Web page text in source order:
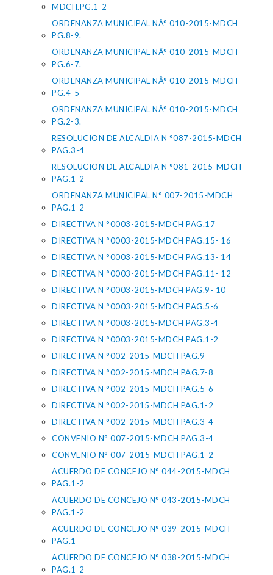
MDCH.PG.1-2
ORDENANZA MUNICIPAL NÂ° 010-2015-MDCH
PG.8-9.
ORDENANZA MUNICIPAL NÂ° 010-2015-MDCH
PG.6-7.
ORDENANZA MUNICIPAL NÂ° 010-2015-MDCH
PG.4-5
ORDENANZA MUNICIPAL NÂ° 010-2015-MDCH
PG.2-3.
RESOLUCION DE ALCALDIA N °087-2015-MDCH
PAG.3-4
RESOLUCION DE ALCALDIA N °081-2015-MDCH
PAG.1-2
ORDENANZA MUNICIPAL N° 007-2015-MDCH
PAG.1-2
DIRECTIVA N °0003-2015-MDCH PAG.17
DIRECTIVA N °0003-2015-MDCH PAG.15- 16
DIRECTIVA N °0003-2015-MDCH PAG.13- 14
DIRECTIVA N °0003-2015-MDCH PAG.11- 12
DIRECTIVA N °0003-2015-MDCH PAG.9- 10
DIRECTIVA N °0003-2015-MDCH PAG.5-6
DIRECTIVA N °0003-2015-MDCH PAG.3-4
DIRECTIVA N °0003-2015-MDCH PAG.1-2
DIRECTIVA N °002-2015-MDCH PAG.9
DIRECTIVA N °002-2015-MDCH PAG.7-8
DIRECTIVA N °002-2015-MDCH PAG.5-6
DIRECTIVA N °002-2015-MDCH PAG.1-2
DIRECTIVA N °002-2015-MDCH PAG.3-4
CONVENIO N° 007-2015-MDCH PAG.3-4
CONVENIO N° 007-2015-MDCH PAG.1-2
ACUERDO DE CONCEJO N° 044-2015-MDCH
PAG.1-2
ACUERDO DE CONCEJO N° 043-2015-MDCH
PAG.1-2
ACUERDO DE CONCEJO N° 039-2015-MDCH
PAG.1
ACUERDO DE CONCEJO N° 038-2015-MDCH
PAG.1-2